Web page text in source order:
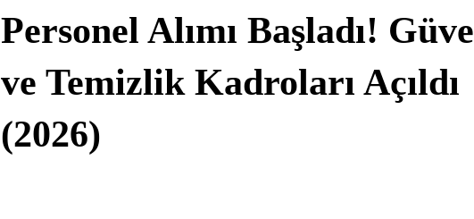
Personel Alımı Başladı!
ve Temizlik Kadroları Açıldı
(2026)